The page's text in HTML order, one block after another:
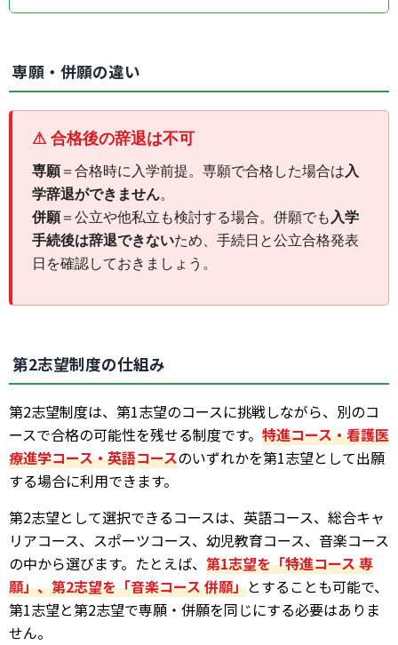
ておきましょう。
ます。入試では、英語・国語・数学に加えてデッサン
（100分）が実施されるため、早めに基本的なデッサ
ン練習を始めておくと安心です。
専願・併願の違い
⚠ 合格後の辞退は不可
専願＝合格時に入学前提。専願で合格した場合は 入
学辞退ができません。
併願＝公立や他私立も検討する場合。併願でも 入学
手続後は辞退できないため、手続日と公立合格発表
日を確認しておきましょう。
第2志望制度の仕組み
第2志望制度は、第1志望のコースに挑戦しながら、別のコ
ースで合格の可能性を残せる制度です。 特進コース・看護医
療進学コース・英語コースのいずれかを第1志望として出願
する場合に利用できます。
第2志望として選択できるコースは、英語コース、総合キャ
リアコース、スポーツコース、幼児教育コース、音楽コース
の中から選びます。たとえば、 第1志望を「特進コース 専
願」、第2志望を「音楽コース 併願」とすることも可能で、
第1志望と第2志望で専願・併願を同じにする必要はありま
せん。